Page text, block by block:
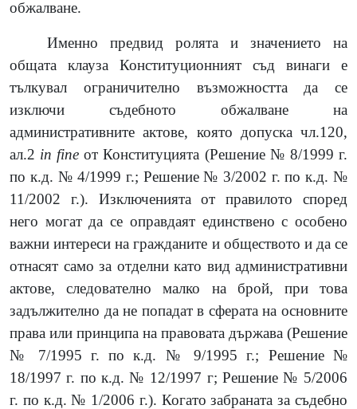
обжалване.
Именно предвид ролята и значението на
общата клауза Конституционният съд винаги е
тълкувал ограничително възможността да се
изключи съдебното обжалване на
административните актове, която допуска чл.120,
ал.2 in fine от Конституцията (Решение № 8/1999 г.
по к.д. № 4/1999 г.; Решение № 3/2002 г. по к.д. №
11/2002 г.). Изключенията от правилото според
него могат да се оправдаят единствено с особено
важни интереси на гражданите и обществото и да се
отнасят само за отделни като вид административни
актове, следователно малко на брой, при това
задължително да не попадат в сферата на основните
права или принципа на правовата държава (Решение
№ 7/1995 г. по к.д. № 9/1995 г.; Решение №
18/1997 г. по к.д. № 12/1997 г; Решение № 5/2006
г. по к.д. № 1/2006 г.). Когато забраната за съдебно